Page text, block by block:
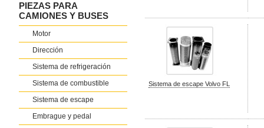
PIEZAS PARA
CAMIONES Y BUSES
Motor
Dirección
Sistema de refrigeración
Sistema de combustible
Sistema de escape
Embrague y pedal
Sistema de escape Volvo FL